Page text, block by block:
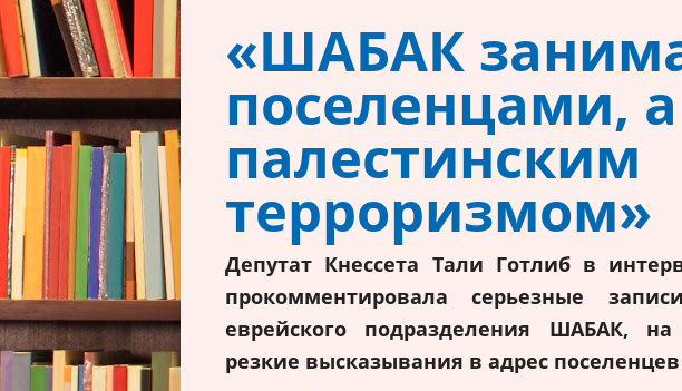
«ШАБАК
поселенцами,
палестинским
терроризмом»
Депутат Кнессета Тали Готлиб в
прокомментировала серьезные
еврейского подразделения ШАБАК,
резкие высказывания в адрес поселенцев